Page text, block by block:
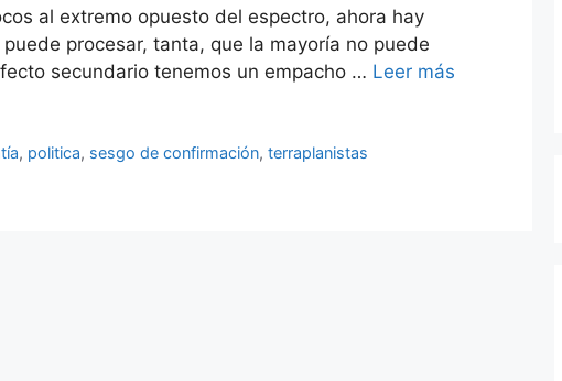
al extremo opuesto del espectro, ahora hay
procesar, tanta, que la mayoría no puede
secundario tenemos un empacho … Leer más
, politica, sesgo de confirmación,terraplanistas